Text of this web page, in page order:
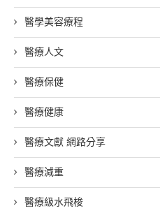
醫學美容療程
醫療人文
醫療保健
醫療健康
醫療文獻 網路分享
醫療減重
醫療級水飛梭